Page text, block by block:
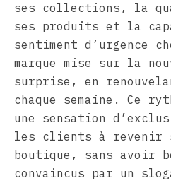
ses collections, la
ses produits et la
sentiment d’urgence
marque mise sur la
surprise, en
chaque semaine. Ce
une sensation
les clients à revenir
boutique, sans avoir
convaincus par un